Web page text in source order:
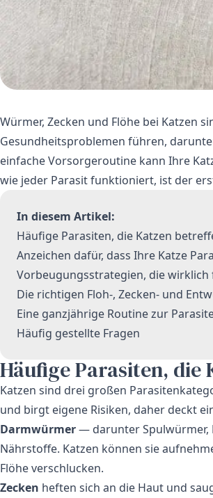
Würmer, Zecken und Flöhe bei Katzen
Gesundheitsproblemen führen,
einfache Vorsorgeroutine kann Ihre
wie jeder Parasit funktioniert, ist der
In diesem Artikel:
Häufige Parasiten, die Katzen
Anzeichen dafür, dass Ihre Katze
Vorbeugungsstrategien, die
Die richtigen Floh-, Zecken- und
Eine ganzjährige Routine zur
Häufig gestellte Fragen
Häufige Parasiten, die
Katzen sind drei großen
und birgt eigene Risiken, daher deckt
Darmwürmer— darunter Spulwürmer,
Nährstoffe. Katzen können sie
Flöhe verschlucken.
Zecken heften sich an die Haut und